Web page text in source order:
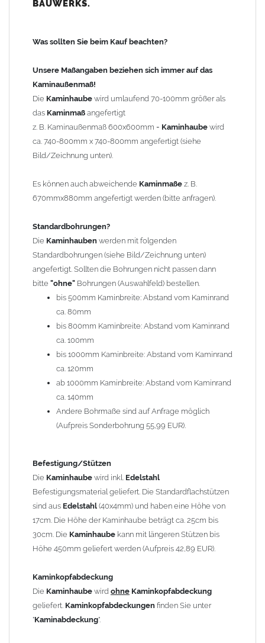
100mm
120mm
140mm
Andere Bohrmaße sind auf Anfrage möglich (Aufpreis
Sonderbohrung 55,99 EUR).
Befestigung/Stützen
Kaminhaubewird inkl. EdelstahlBefestigungsmaterial
geliefert. Die Standardflachstützen sind aus
beträgt ca. 25cm bis 30cm. DieKaminhaubekann mit längeren
Stützen bis Höhe 450mm geliefert werden (Aufpreis 42,89 EUR).
Kaminkopfabdeckung
Kaminhaubewirdohne Kaminkopfabdeckung
Kaminkopfabdeckungenfinden Sie unter "Kaminabdeckung
Es stehen insgesamt 20 verschiedene Typen zur Auswahl. Bitte
Auswahlfeldangeben.
Standardhauben siehe Auswahlfeld: 01 Haus,03 Welle
(unser Topseller)
Laube, 13 Schwalbe, 14 Sattel Welle, 15 Welle 90° gedreht,
17 Dach, 18 Plafond 2, 19 S-Line, 20 Pult
Typ 07 (Welle hoch) und 08 (Doppel Welle) haben einen
Aufpreis von 20% (bitte anfragen - Bestellung nicht über
Shop möglich).
Die Typen 02 (Bogen), 06 (Krempe), 09 (Pagode), 10
1,5mm hergestellt (Preis auf Anfrage = ca. 2-3-fache vom
1,5mm Standardpreis)
allgemeine Informationen:
Ab einer Kaminlängevon 1200mm werden 6
Kaminstützengeliefert.
Bei der Kombination mitWetterfahneundKaminbreite
angefertigt.
DieKaminhaubekann mitklappbaren Stützen
für 4 Stützen = 96,89 EUR, Länge ab 1200mm 6 Stützen =
145,39 EUR) geliefert werden.
BAUWERKS.
Was sollten Sie beim Kauf beachten?
Unsere Maßangaben beziehen sich immer auf das
Kaminaußenmaß!
Die Kaminhaube wird umlaufend 70-100mm größer als
das Kaminmaß angefertigt
z. B. Kaminaußenmaß 600x600mm = Kaminhaube wird
ca. 740-800mm x 740-800mm angefertigt (siehe
Bild/Zeichnung unten).
Es können auch abweichende Kaminmaße z. B.
670mmx880mm angefertigt werden (bitte anfragen).
Standardbohrungen?
Die Kaminhauben werden mit folgenden
Standardbohrungen (siehe Bild/Zeichnung unten)
angefertigt. Sollten die Bohrungen nicht passen dann
bitte "ohne" Bohrungen (Auswahlfeld) bestellen.
bis 500mm Kaminbreite: Abstand vom Kaminrand
ca. 80mm
bis 800mm Kaminbreite: Abstand vom Kaminrand
ca. 100mm
bis 1000mm Kaminbreite: Abstand vom Kaminrand
ca. 120mm
ab 1000mm Kaminbreite: Abstand vom Kaminrand
ca. 140mm
Andere Bohrmaße sind auf Anfrage möglich
(Aufpreis Sonderbohrung 55,99 EUR).
Befestigung/Stützen
Die Kaminhaube wird inkl. Edelstahl
Befestigungsmaterial geliefert. Die Standardflachstützen
sind aus Edelstahl (40x4mm) und haben eine Höhe von
17cm. Die Höhe der Kaminhaube beträgt ca. 25cm bis
30cm. Die Kaminhaube kann mit längeren Stützen bis
Höhe 450mm geliefert werden (Aufpreis 42,89 EUR).
Kaminkopfabdeckung
Die Kaminhaube wird ohne Kaminkopfabdeckung
geliefert. Kaminkopfabdeckungen finden Sie unter
"Kaminabdeckung".